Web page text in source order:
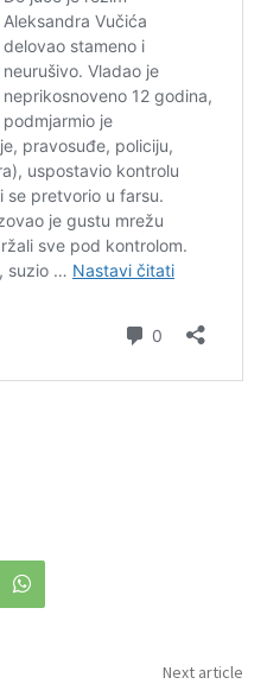
Next article